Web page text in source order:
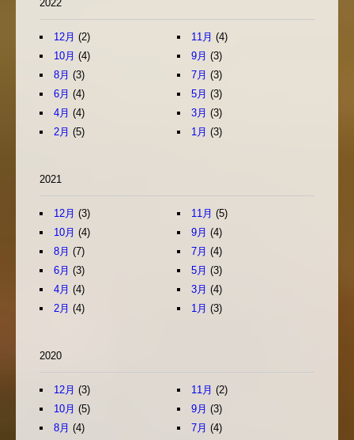
2022
12月 (2) 11月 (4)
10月 (4) 9月 (3)
8月 (3) 7月 (3)
6月 (4) 5月 (3)
4月 (4) 3月 (3)
2月 (5) 1月 (3)
2021
12月 (3) 11月 (5)
10月 (4) 9月 (4)
8月 (7) 7月 (4)
6月 (3) 5月 (3)
4月 (4) 3月 (4)
2月 (4) 1月 (3)
2020
12月 (3) 11月 (2)
10月 (5) 9月 (3)
8月 (4) 7月 (4)